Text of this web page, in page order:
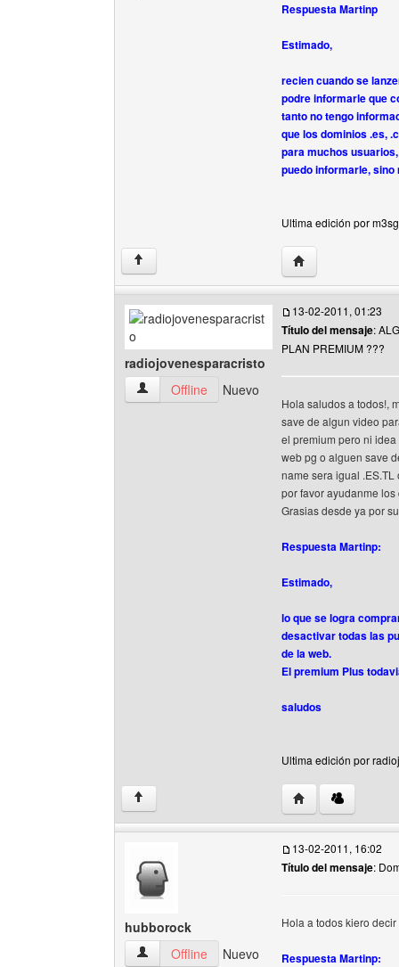
Respuesta Martinp
Estimado,
recien cuando se
podre informarle que
tanto no tengo
que los dominios .es,
para muchos
puedo informarle, sino
Ultima edición por
↑ Visitar sitio web
radiojovenesparacristo
radiojovenesparacristo Ver perfil del usuario
Offline Nuevo
13-02-2011, 01:23
Título del mensaje:
PLAN PREMIUM ???
Hola saludos a todos!,
save de algun video
el premium pero ni
web pg o alguen save
name sera igual
por favor ayudanme
Grasias desde ya por
Respuesta Martinp:
Estimado,
lo que se logra
desactivar todas las
de la web.
El premium Plus
saludos
Ultima edición por
↑ Visitar sitio web
hubborock
hubborock Ver perfil del usuario
Offline Nuevo
13-02-2011, 16:02
Título del mensaje:
Hola a todos kiero
Respuesta Martinp: